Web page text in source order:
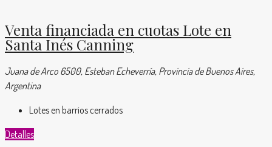
Venta financiada en cuotas Lote en
Santa Inés Canning
Juana de Arco 6500, Esteban Echeverría, Provincia de Buenos Aires,
Argentina
Lotes en barrios cerrados
Detalles